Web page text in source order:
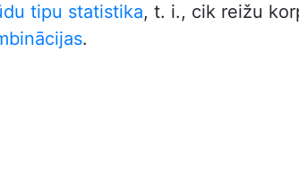
tipu statistika, t. i., cik reižu
.